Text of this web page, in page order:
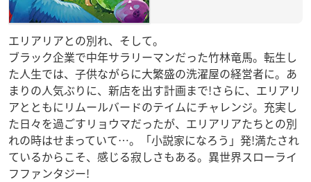
エリアリアとの別れ、そして。
ブラック企業で中年サラリーマンだった竹林竜馬。転生し
た人生では、子供ながらに大繁盛の洗濯屋の経営者に。あ
まりの人気ぶりに、新店を出す計画まで!さらに、エリアリ
アとともにリムールバードのテイムにチャレンジ。充実し
た日々を過ごすリョウマだったが、エリアリアたちとの別
れの時はせまっていて…。「小説家になろう」発!満たされ
ているからこそ、感じる寂しさもある。異世界スローライ
フファンタジー!